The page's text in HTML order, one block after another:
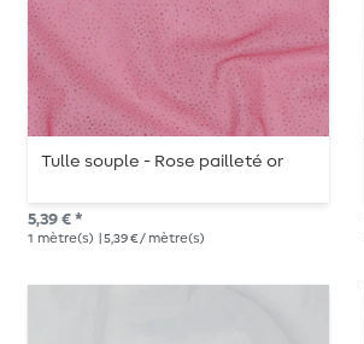
Tulle souple - Rose pailleté or
5,39 € *
1 mètre(s) | 5,39 € / mètre(s)